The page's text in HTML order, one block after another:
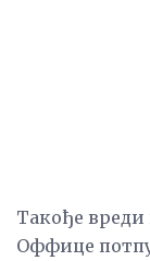
Такође
Оффице